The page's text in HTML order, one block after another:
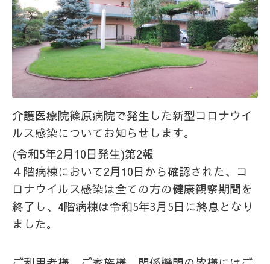
介護医療院篠原病院で発生した新型コロナウイ
ルス感染についてお知らせします。
(令和5年2月10日発生)第2報
４階病棟において2月10日から確認された、コ
ロナウイルス感染は全ての方の健康観察期間を
終了し、4階病棟は令和5年3月5日に終息となり
ました。